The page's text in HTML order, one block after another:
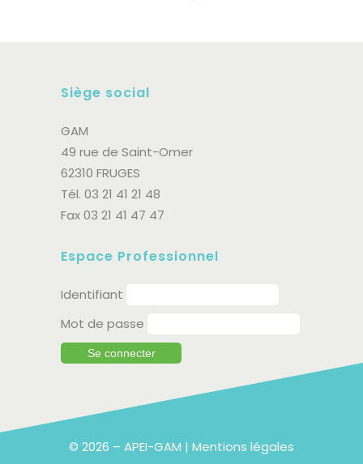
Siège social
GAM
49 rue de Saint-Omer
62310 FRUGES
Tél. 03 21 41 21 48
Fax 03 21 41 47 47
Espace Professionnel
Identifiant
Mot de passe
© 2026 – APEI-GAM | Mentions légales